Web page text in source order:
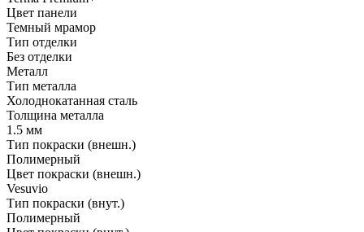
Цвет панели
Темный мрамор
Тип отделки
Без отделки
Металл
Тип металла
Холоднокатанная сталь
Толщина металла
1.5 мм
Тип покраски (внешн.)
Полимерный
Цвет покраски (внешн.)
Vesuvio
Тип покраски (внут.)
Полимерный